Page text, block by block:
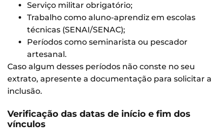
Serviço militar obrigatório;
Trabalho como aluno-aprendiz em escolas
técnicas (SENAI/SENAC);
Períodos como seminarista ou pescador
artesanal.
Caso algum desses períodos não conste no seu
extrato, apresente a documentação para solicitar a
inclusão.
Verificação das datas de início e fim dos
vínculos